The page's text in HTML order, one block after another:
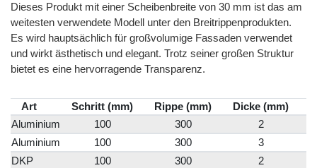
Dieses Produkt mit einer Scheibenbreite von 30 mm ist das am
weitesten verwendete Modell unter den Breitrippenprodukten.
Es wird hauptsächlich für großvolumige Fassaden verwendet
und wirkt ästhetisch und elegant. Trotz seiner großen Struktur
bietet es eine hervorragende Transparenz.
Art Schritt (mm) Rippe (mm) Dicke (mm)
Aluminium
100 300
2
Aluminium
100 300
3
DKP
100 300 2